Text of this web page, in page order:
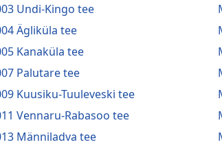
Undi-Kingo tee
Ägliküla tee
Kanaküla tee
Palutare tee
Kuusiku-Tuuleveski tee
Vennaru-Rabasoo tee
Männiladva tee